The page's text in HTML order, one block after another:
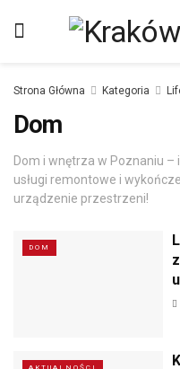
Strona Główna Kategoria
Dom
Dom i wnętrza w Poznaniu
usługi remontowe i
urządzenie przestrzeni!
DOM